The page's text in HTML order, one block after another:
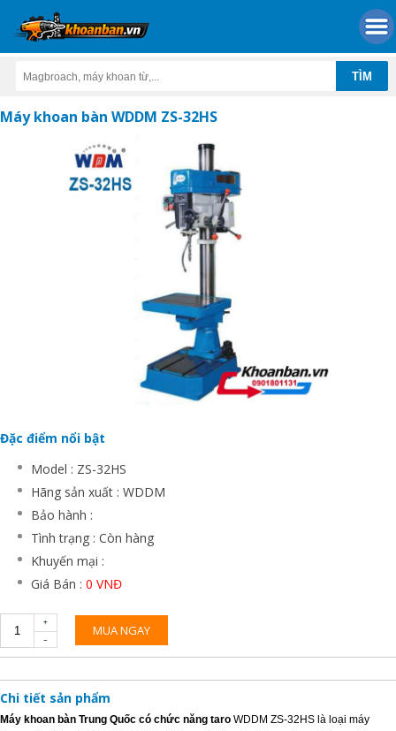
Máy khoan bàn WDDM ZS-32HS
Đặc điểm nổi bật
Model : ZS-32HS
Hãng sản xuất : WDDM
Bảo hành :
Tình trạng : Còn hàng
Khuyến mại :
Giá Bán : 0 VNĐ
MUA NGAY
Chi tiết sản phẩm
Máy khoan bàn Trung Quốc có chức năng taro WDDM ZS-32HS là loại máy